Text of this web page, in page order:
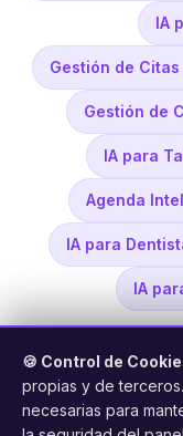
IA
Gestión de
Gestión de
IA para
Agenda
IA para
IA
🍪 Control de
propias y de
necesarias para